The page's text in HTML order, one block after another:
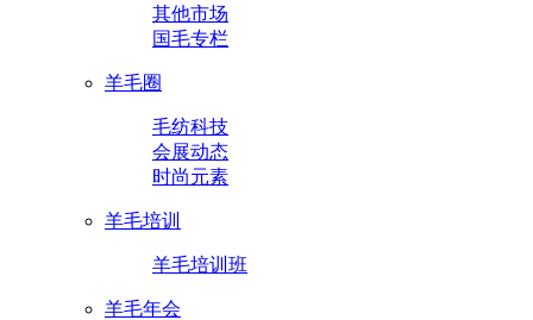
其他市场
国毛专栏
羊毛圈
毛纺科技
会展动态
时尚元素
羊毛培训
羊毛培训班
羊毛年会